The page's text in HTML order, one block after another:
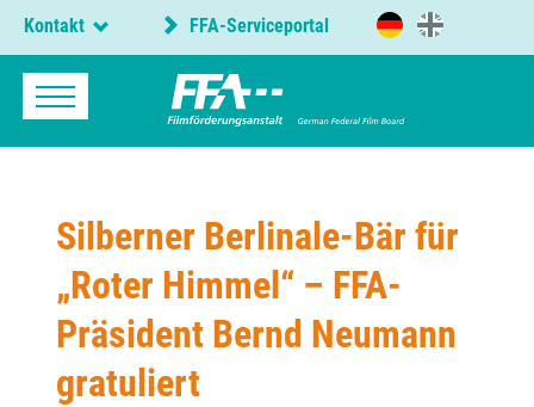
Kontakt FFA-Serviceportal
Silberner Berlinale-Bär für
„Roter Himmel“ – FFA-
Präsident Bernd Neumann
gratuliert